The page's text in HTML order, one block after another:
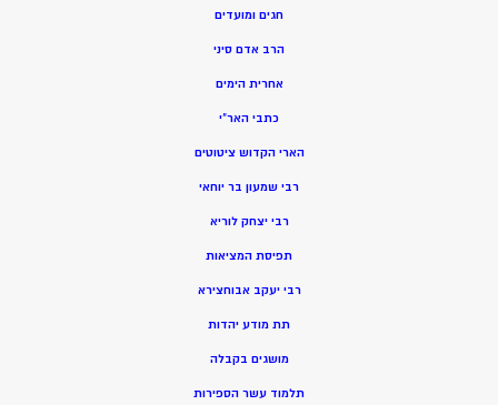
חגים ומועדים
הרב אדם סיני
אחרית הימים
כתבי האר”י
הארי הקדוש ציטוטים
רבי שמעון בר יוחאי
רבי יצחק לוריא
תפיסת המציאות
רבי יעקב אבוחצירא
תת מודע יהדות
מושגים בקבלה
תלמוד עשר הספירות